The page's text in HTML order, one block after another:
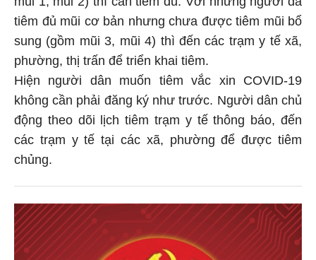
mũi 1, mũi 2) thì cần tiêm đủ. Với những người đã
tiêm đủ mũi cơ bản nhưng chưa được tiêm mũi bổ
sung (gồm mũi 3, mũi 4) thì đến các trạm y tế xã,
phường, thị trấn để triển khai tiêm.
Hiện người dân muốn tiêm vắc xin COVID-19
không cần phải đăng ký như trước. Người dân chủ
động theo dõi lịch tiêm trạm y tế thông báo, đến
các trạm y tế tại các xã, phường để được tiêm
chủng.